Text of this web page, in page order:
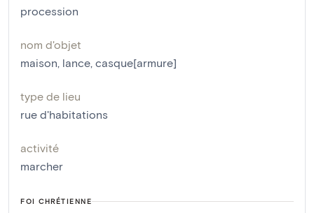
procession
nom d'objet
maison, lance, casque[armure]
type de lieu
rue d'habitations
activité
marcher
FOI CHRÉTIENNE